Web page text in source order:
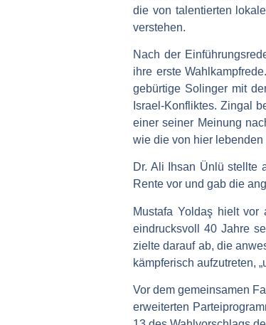
die von talentierten
verstehen.
Nach der
ihre erste
gebürtige Solinger mit
Israel-Konfliktes. Zingal
einer seiner Meinung
wie die von hier
Dr. Ali Ihsan Ünlü stellte
Rente vor und gab die
Mustafa Yoldaş hielt
eindrucksvoll 40 Jahre
zielte darauf ab, die
kämpferisch aufzutreten,
Vor dem gemeinsamen
erweiterten